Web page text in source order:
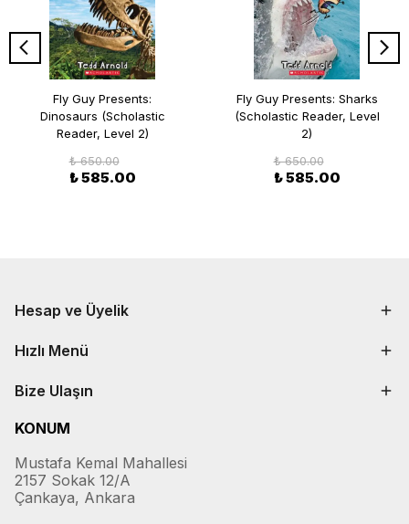
Fly Guy Presents:
Dinosaurs (Scholastic
Reader, Level 2)
₺ 650.00
₺ 585.00
Fly Guy Presents: Sharks
(Scholastic Reader, Level
2)
₺ 650.00
₺ 585.00
Hesap ve Üyelik
Hızlı Menü
Bize Ulaşın
KONUM
Mustafa Kemal Mahallesi
2157 Sokak 12/A
Çankaya, Ankara